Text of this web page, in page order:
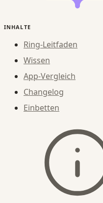
INHALTE
Ring-Leitfaden
Wissen
App-Vergleich
Changelog
Einbetten